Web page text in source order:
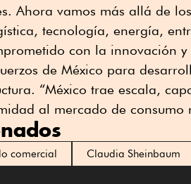
Ahora vamos más allá de
tecnología, energía,
con la innovación y
de México para
“México trae escala,
al mercado de consumo
comercial Claudia Sheinbaum